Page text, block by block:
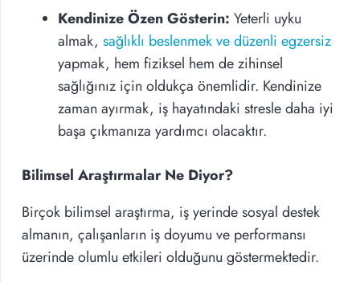
Kendinize Özen Gösterin: Yeterli uyku
almak, sağlıklı beslenmek ve düzenli egzersiz
yapmak, hem fiziksel hem de zihinsel
sağlığınız için oldukça önemlidir. Kendinize
zaman ayırmak, iş hayatındaki stresle daha iyi
başa çıkmanıza yardımcı olacaktır.
Bilimsel Araştırmalar Ne Diyor?
Birçok bilimsel araştırma, iş yerinde sosyal destek
almanın, çalışanların iş doyumu ve performansı
üzerinde olumlu etkileri olduğunu göstermektedir.